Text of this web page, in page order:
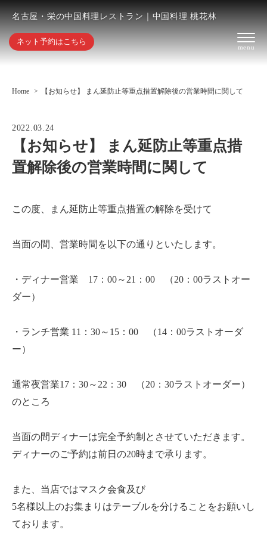
名古屋・栄の中国料理レストラン｜中国料理 桃花林
ネット予約はこちら
Home 【お知らせ】 まん延防止等重点措置解除後の営業時間に関して
2022.03.24
【お知らせ】 まん延防止等重点措
置解除後の営業時間に関して
この度、まん延防止等重点措置の解除を受けて
当面の間、営業時間を以下の通りといたします。
・ディナー営業 17：00～21：00 （20：00ラストオー
ダー）
・ランチ営業 11：30～15：00 （14：00ラストオーダ
ー）
通常夜営業17：30～22：30 （20：30ラストオーダー）
のところ
当面の間ディナーは完全予約制とさせていただきます。
ディナーのご予約は前日の20時まで承ります。
また、当店ではマスク会食及び
5名様以上のお集まりはテーブルを分けることをお願いし
ております。